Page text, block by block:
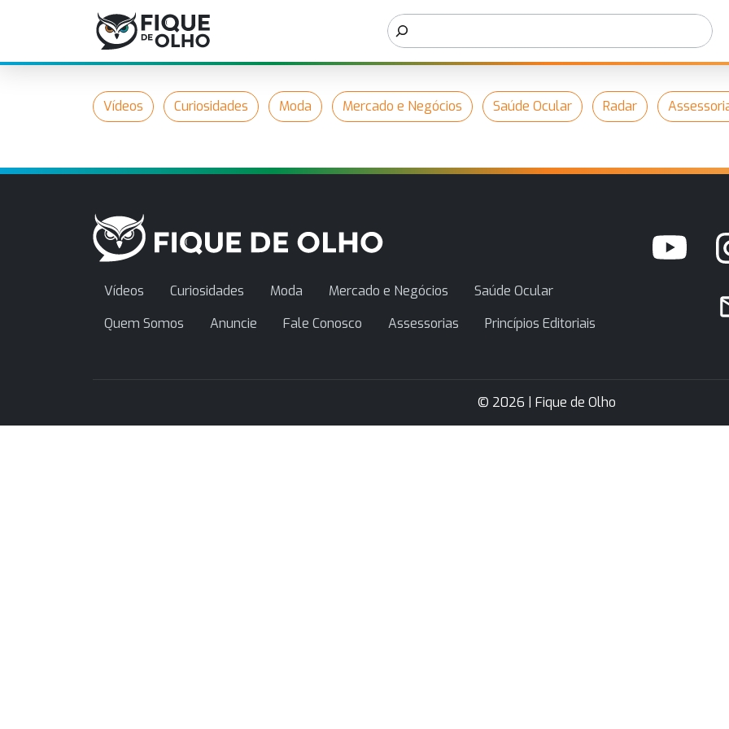
Vídeos Curiosidades Moda Mercado e Negócios Saúde Ocular Radar
Vídeos Curiosidades Moda Mercado e Negócios
Saúde Ocular
Quem Somos
Anuncie Fale Conosco Assessorias Princípios Editoriais
© 2026 | Fique de Olho